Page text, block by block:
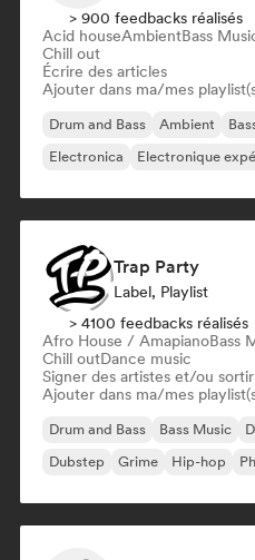
> 900 feedbacks réalisés
Acid houseAmbientBass
Chill out
Écrire des articles
Ajouter dans ma/mes
Drum and Bass Ambient
Electronica
Electronique
Trap Party
Label, Playlist
> 4100 feedbacks réalisés
Afro House / AmapianoBass
Chill outDance music
Signer des artistes et/ou
Ajouter dans ma/mes
Drum and Bass Bass Music
Dubstep
Grime Hip-hop